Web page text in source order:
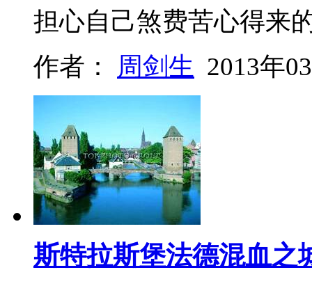
担心自己煞费苦心得
作者： 周剑生 2013年
斯特拉斯堡法德混血之